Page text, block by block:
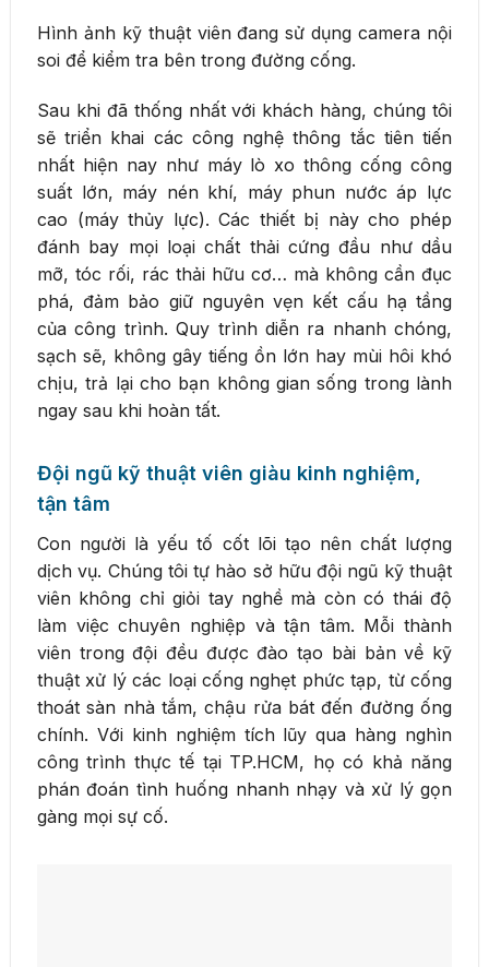
Hình ảnh kỹ thuật viên đang sử dụng camera nội
soi để kiểm tra bên trong đường cống.
Sau khi đã thống nhất với khách hàng, chúng tôi
sẽ triển khai các công nghệ thông tắc tiên tiến
nhất hiện nay như máy lò xo thông cống công
suất lớn, máy nén khí, máy phun nước áp lực
cao (máy thủy lực). Các thiết bị này cho phép
đánh bay mọi loại chất thải cứng đầu như dầu
mỡ, tóc rối, rác thải hữu cơ… mà không cần đục
phá, đảm bảo giữ nguyên vẹn kết cấu hạ tầng
của công trình. Quy trình diễn ra nhanh chóng,
sạch sẽ, không gây tiếng ồn lớn hay mùi hôi khó
chịu, trả lại cho bạn không gian sống trong lành
ngay sau khi hoàn tất.
Đội ngũ kỹ thuật viên giàu kinh nghiệm,
tận tâm
Con người là yếu tố cốt lõi tạo nên chất lượng
dịch vụ. Chúng tôi tự hào sở hữu đội ngũ kỹ thuật
viên không chỉ giỏi tay nghề mà còn có thái độ
làm việc chuyên nghiệp và tận tâm. Mỗi thành
viên trong đội đều được đào tạo bài bản về kỹ
thuật xử lý các loại cống nghẹt phức tạp, từ cống
thoát sàn nhà tắm, chậu rửa bát đến đường ống
chính. Với kinh nghiệm tích lũy qua hàng nghìn
công trình thực tế tại TP.HCM, họ có khả năng
phán đoán tình huống nhanh nhạy và xử lý gọn
gàng mọi sự cố.